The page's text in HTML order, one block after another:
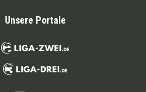
Unsere Portale